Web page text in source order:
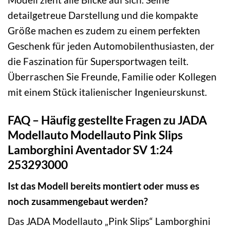
detailgetreue Darstellung und die kompakte
Größe machen es zudem zu einem perfekten
Geschenk für jeden Automobilenthusiasten, der
die Faszination für Supersportwagen teilt.
Überraschen Sie Freunde, Familie oder Kollegen
mit einem Stück italienischer Ingenieurskunst.
FAQ – Häufig gestellte Fragen zu JADA
Modellauto Modellauto Pink Slips
Lamborghini Aventador SV 1:24
253293000
Ist das Modell bereits montiert oder muss es
noch zusammengebaut werden?
Das JADA Modellauto „Pink Slips“ Lamborghini